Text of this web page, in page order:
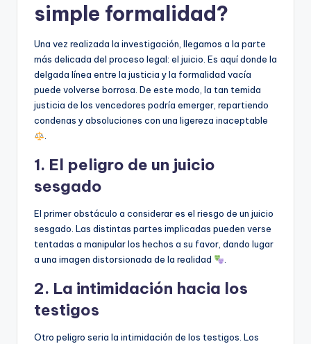
simple formalidad?
Una vez realizada la investigación, llegamos a la parte
más delicada del proceso legal: el juicio. Es aquí donde la
delgada línea entre la justicia y la formalidad vacía
puede volverse borrosa. De este modo, la tan temida
justicia de los vencedores podría emerger, repartiendo
condenas y absoluciones con una ligereza inaceptable
.
1. El peligro de un juicio
sesgado
El primer obstáculo a considerar es el riesgo de un juicio
sesgado. Las distintas partes implicadas pueden verse
tentadas a manipular los hechos a su favor, dando lugar
a una imagen distorsionada de la realidad
.
2. La intimidación hacia los
testigos
Otro peligro seria la intimidación de los testigos. Los